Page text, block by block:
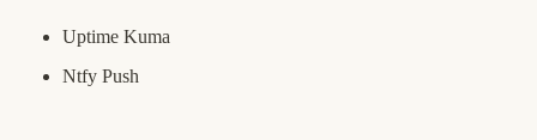
Uptime Kuma
Ntfy Push